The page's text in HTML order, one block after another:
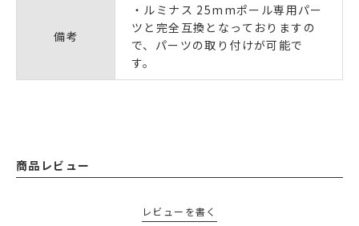
備考
・ルミナス 25mmポール専用パー
ツと完全互換となっておりますの
で、パーツの取り付けが可能で
す。
商品レビュー
レビューを書く